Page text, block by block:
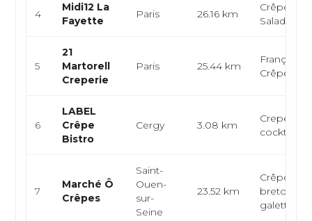
4
Midi12 La
Fayette
Paris 26.16 km
Crêpes,
Salades
5
21
Martorell
Creperie
Paris 25.44 km
Française,
Crêperie
6
LABEL
Crêpe
Bistro
Cergy 3.08 km
Creperie,
cocktails
7
Marché Ô
Crêpes
Saint-
Ouen-
sur-
Seine
23.52 km
Crêperie,
bretonne,
galettes